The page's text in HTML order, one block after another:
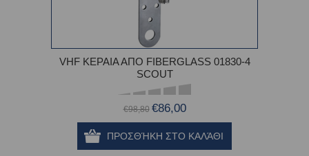
VHF ΚΕΡΑΙΑ ΑΠΟ FIBERGLASS 01830-4
SCOUT
€98,80 €86,00